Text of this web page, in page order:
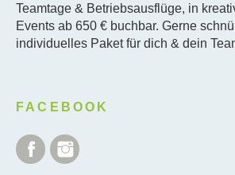
Teamtage & Betriebsausflüge, in
Events ab 650 € buchbar. Gerne
individuelles Paket für dich & dein
FACEBOOK
Facebook